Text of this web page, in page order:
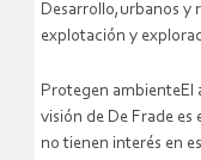
Desarrollo,urbanos y
explotación y
Protegen ambienteEl
visión de De Frade
no tienen interés en